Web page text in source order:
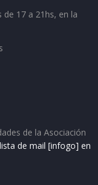
de 17 a 21hs, en la
de la Asociación
lista de mail [infogo] en